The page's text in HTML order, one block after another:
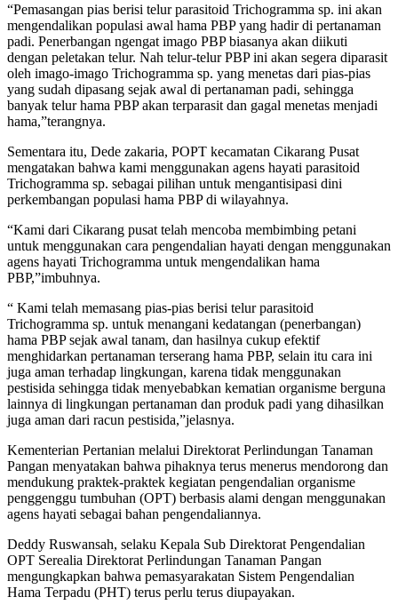
“Pemasangan pias berisi telur parasitoid Trichogramma sp. ini akan
mengendalikan populasi awal hama PBP yang hadir di pertanaman
padi. Penerbangan ngengat imago PBP biasanya akan diikuti
dengan peletakan telur. Nah telur-telur PBP ini akan segera diparasit
oleh imago-imago Trichogramma sp. yang menetas dari pias-pias
yang sudah dipasang sejak awal di pertanaman padi, sehingga
banyak telur hama PBP akan terparasit dan gagal menetas menjadi
hama,”terangnya.
Sementara itu, Dede zakaria, POPT kecamatan Cikarang Pusat
mengatakan bahwa kami menggunakan agens hayati parasitoid
Trichogramma sp. sebagai pilihan untuk mengantisipasi dini
perkembangan populasi hama PBP di wilayahnya.
“Kami dari Cikarang pusat telah mencoba membimbing petani
untuk menggunakan cara pengendalian hayati dengan menggunakan
agens hayati Trichogramma untuk mengendalikan hama
PBP,”imbuhnya.
“ Kami telah memasang pias-pias berisi telur parasitoid
Trichogramma sp. untuk menangani kedatangan (penerbangan)
hama PBP sejak awal tanam, dan hasilnya cukup efektif
menghidarkan pertanaman terserang hama PBP, selain itu cara ini
juga aman terhadap lingkungan, karena tidak menggunakan
pestisida sehingga tidak menyebabkan kematian organisme berguna
lainnya di lingkungan pertanaman dan produk padi yang dihasilkan
juga aman dari racun pestisida,”jelasnya.
Kementerian Pertanian melalui Direktorat Perlindungan Tanaman
Pangan menyatakan bahwa pihaknya terus menerus mendorong dan
mendukung praktek-praktek kegiatan pengendalian organisme
penggenggu tumbuhan (OPT) berbasis alami dengan menggunakan
agens hayati sebagai bahan pengendaliannya.
Deddy Ruswansah, selaku Kepala Sub Direktorat Pengendalian
OPT Serealia Direktorat Perlindungan Tanaman Pangan
mengungkapkan bahwa pemasyarakatan Sistem Pengendalian
Hama Terpadu (PHT) terus perlu terus diupayakan.